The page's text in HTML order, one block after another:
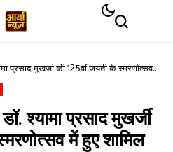
प्रसाद मुखर्जी की 125वीं जयंती के स्मरणोत्सव
श्यामा प्रसाद मुखर्जी
में हुए शामिल